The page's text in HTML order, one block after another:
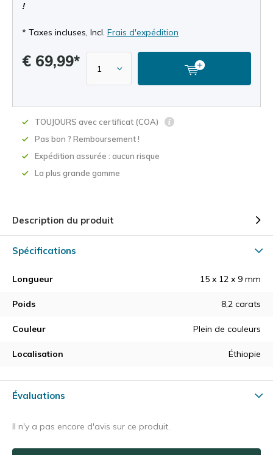
!
* Taxes incluses, Incl. Frais d'expédition
€ 69,99*
TOUJOURS avec certificat (COA)
Pas bon ? Remboursement !
Expédition assurée : aucun risque
La plus grande gamme
Description du produit
Spécifications
Longueur 15 x 12 x 9 mm
Poids 8,2 carats
Couleur Plein de couleurs
Localisation Éthiopie
Évaluations
Il n'y a pas encore d'avis sur ce produit.